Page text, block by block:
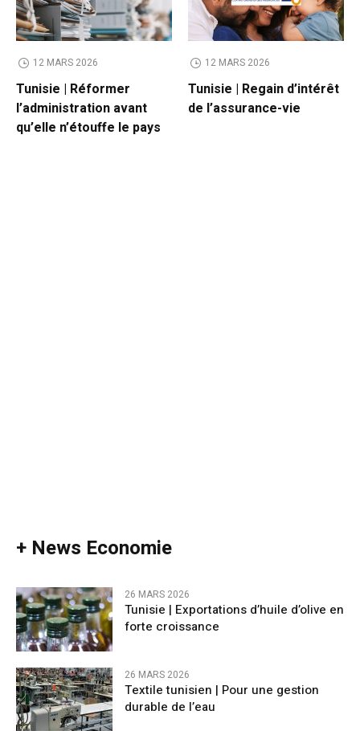
12 MARS 2026
Tunisie | Réformer
l’administration avant
qu’elle n’étouffe le pays
12 MARS 2026
Tunisie | Regain d’intérêt
de l’assurance-vie
+ News Economie
26 MARS 2026
Tunisie | Exportations d’huile d’olive en
forte croissance
26 MARS 2026
Textile tunisien | Pour une gestion
durable de l’eau